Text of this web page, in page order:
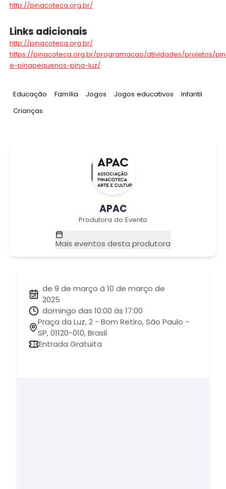
http://pinacoteca.org.br/
Links adicionais
http://pinacoteca.org.br/
https://pinacoteca.org.br/programacao/atividades/projetos/
e-pinapequenos-pina-luz/
Tag:
Educação Tag:
Família Tag:
Jogos Tag:
Jogos educativos Tag:
Infantil
Tag:
Crianças
APAC
Produtora do Evento
Mais eventos desta produtora
de 9 de março à 10 de março de
2025
domingo das 10:00 às 17:00
Praça da Luz, 2 - Bom Retiro, São Paulo -
SP, 01120-010, Brasil
Entrada Gratuita